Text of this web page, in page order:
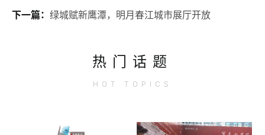
下一篇： 绿城赋新鹰潭，明月春江城市展厅开放
热门话题
HOT TOPICS